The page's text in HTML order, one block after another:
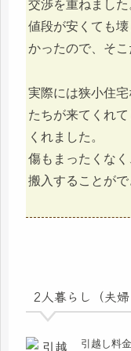
交渉を重ねました
値段が安くても
かったので、そこ
実際には狭小住
たちが来てくれ
くれました。
傷もまったくな
搬入することがで
2人暮らし（夫婦
引越し料